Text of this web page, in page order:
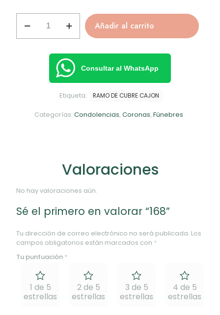
cantidad
Añadir al carrito
Consultar al WhatsApp
Categorías: Condolencias, Coronas, Fúnebres
Etiqueta: RAMO DE CUBRE CAJON
Valoraciones
No hay valoraciones aún.
Sé el primero en valorar “168”
Tu dirección de correo electrónico no será publicada. Los
campos obligatorios están marcados con *
Tu puntuación *
1 de 5
estrellas
2 de 5
estrellas
3 de 5
estrellas
4 de 5
estrellas